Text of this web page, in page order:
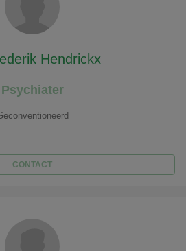
Hendrickx
Psychiater
CONTACT